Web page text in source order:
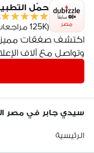
مصر
حمّل
(125K مراجعات)
اكتشف صفقات
وتواصل مع آلاف
سيدي جابر في مصر
الرئيسية